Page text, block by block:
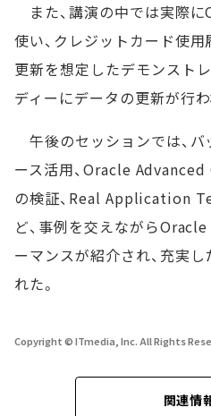
また、講演の中では実際
使い、クレジットカード使
更新を想定したデモンスト
ディーにデータの更新が行
午後のセッションでは、
ース活用、Oracle
の検証、Real Application
ど、事例を交えながら
ーマンスが紹介され、充実
れた。
Copyright © ITmedia, Inc. All Rights
関連情